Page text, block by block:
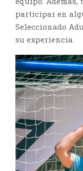
participar en
Seleccionado
su experiencia.